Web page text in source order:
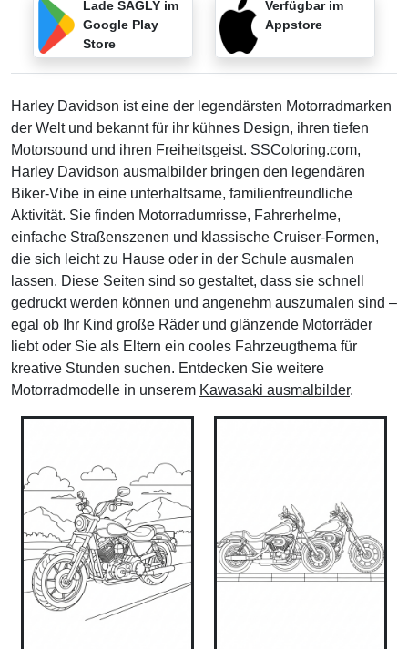
Lade SAGLY im
Google Play
Store
Verfügbar im
Appstore
Harley Davidson ist eine der legendärsten Motorradmarken
der Welt und bekannt für ihr kühnes Design, ihren tiefen
Motorsound und ihren Freiheitsgeist. SSColoring.com,
Harley Davidson ausmalbilder bringen den legendären
Biker-Vibe in eine unterhaltsame, familienfreundliche
Aktivität. Sie finden Motorradumrisse, Fahrerhelme,
einfache Straßenszenen und klassische Cruiser-Formen,
die sich leicht zu Hause oder in der Schule ausmalen
lassen. Diese Seiten sind so gestaltet, dass sie schnell
gedruckt werden können und angenehm auszumalen sind –
egal ob Ihr Kind große Räder und glänzende Motorräder
liebt oder Sie als Eltern ein cooles Fahrzeugthema für
kreative Stunden suchen. Entdecken Sie weitere
Motorradmodelle in unserem Kawasaki ausmalbilder.